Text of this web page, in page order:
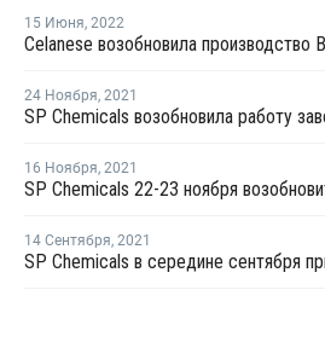
15 Июня, 2022
24 Ноября, 2021
16 Ноября, 2021
14 Сентября, 2021